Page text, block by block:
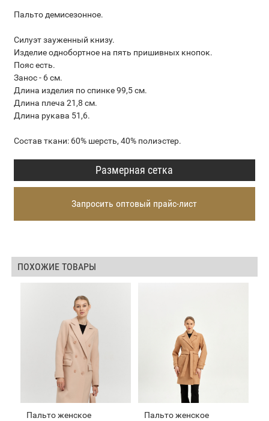
Пальто демисезонное.
Силуэт зауженный книзу.
Изделие однобортное на пять пришивных кнопок.
Пояс есть.
Занос - 6 см.
Длина изделия по спинке 99,5 см.
Длина плеча 21,8 см.
Длина рукава 51,6.
Состав ткани: 60% шерсть, 40% полиэстер.
Размерная сетка
Запросить оптовый прайс-лист
ПОХОЖИЕ ТОВАРЫ
Пальто женское
Пальто женское